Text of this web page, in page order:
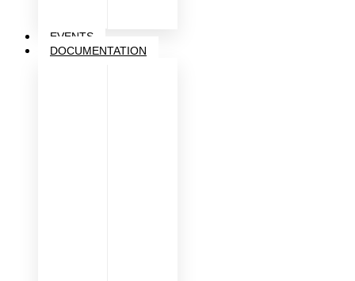
EVENTS
DOCUMENTATION